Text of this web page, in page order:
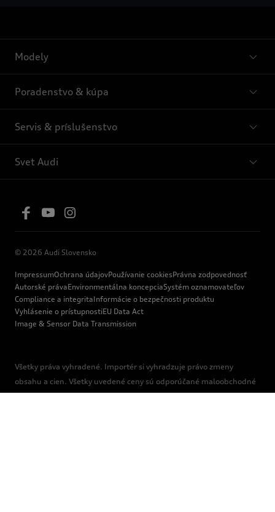
Modely
Poradenstvo & kúpa
Servis & príslušenstvo
Svet Audi
© 2026 Audi Slovensko
ImpressumOchrana údajovPoužívanie cookiesPrávna zodpovednosť
Autorské právaEnvironmentálna koncepciaSystém oznamovateľov
Compliance a integritaInformácie o bezpečnosti produktu
Vyhlásenie o prístupnostiEU Data Act
Image & Sensor Data Transmission
Všetky práva vyhradené. Importér si vyhradzuje právo zmeny
obsahu a cien. Všetky uvedené ceny sú odporúčané maloobchodné